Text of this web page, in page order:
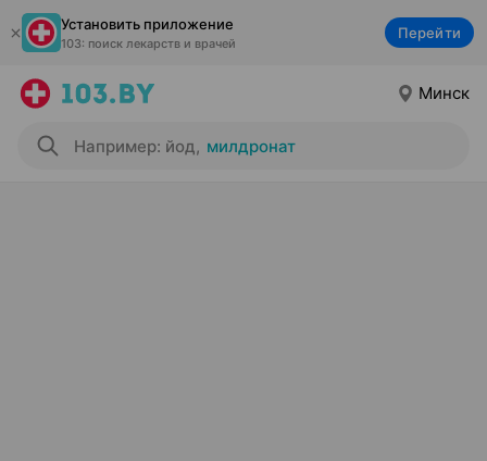
Установить приложение
103: поиск лекарств и врачей
Перейти
Минск
Например: йод, милдронат